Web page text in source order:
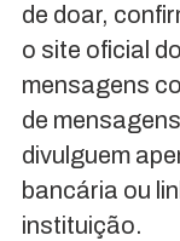
de doar,
o site oficial
mensagens
de
divulguem
bancária ou
instituição.